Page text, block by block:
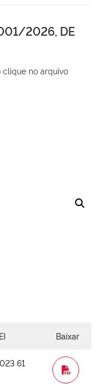
2026, DE
no arquivo
Baixar
61
WORD